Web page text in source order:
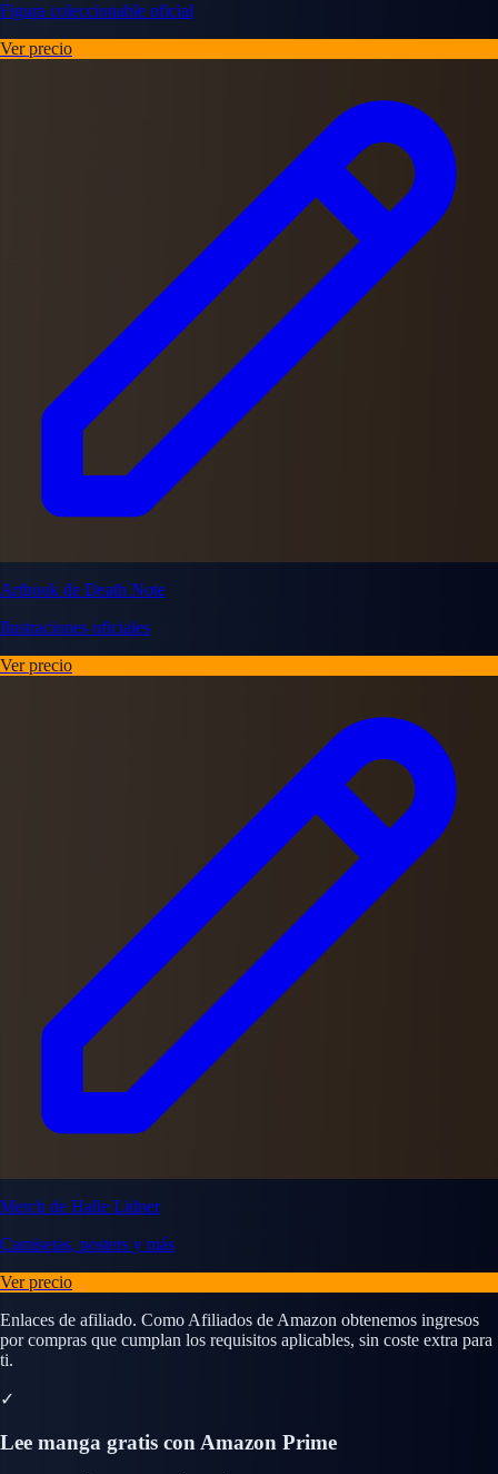
Figura coleccionable oficial
Ver precio
Artbook de Death Note
Ilustraciones oficiales
Ver precio
Merch de Halle Lidner
Camisetas, posters y más
Ver precio
Enlaces de afiliado. Como Afiliados de Amazon obtenemos ingresos
por compras que cumplan los requisitos aplicables, sin coste extra para
ti.
✓
Lee manga gratis con Amazon Prime